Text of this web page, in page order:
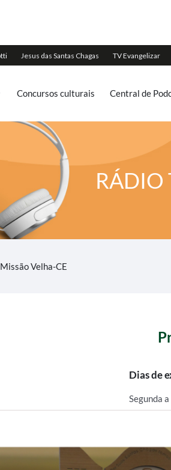
Concursos culturais Central de
RÁDIO
Missão Velha-CE
Dias de
Segunda